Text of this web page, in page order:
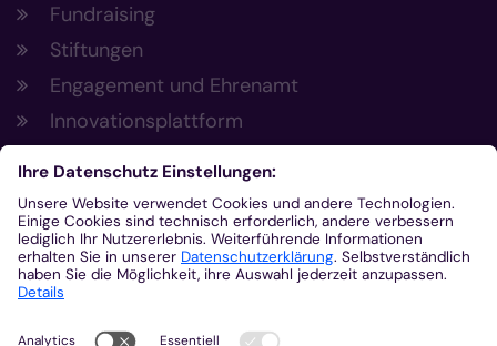
Fundraising
Stiftungen
Engagement und Ehrenamt
Innovationsplattform
Aus der Plattform
Nachrichten
Veranstaltungen
Gottesdienste
Stellenangebote